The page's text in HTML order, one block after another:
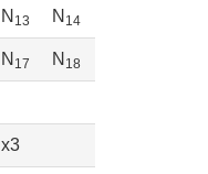
N 13 N 14
N 17 N 18
x3